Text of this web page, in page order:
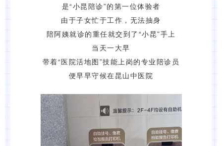
是“小昆陪诊”的第一位体验者
由于子女忙于工作，无法抽身
陪阿姨就诊的重任就交到了“小昆”手上
当天一大早
带着“医院活地图”技能上岗的专业陪诊员
便早早守候在昆山中医院